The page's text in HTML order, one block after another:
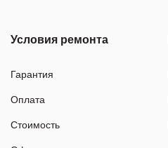
Условия ремонта
Гарантия
Оплата
Стоимость